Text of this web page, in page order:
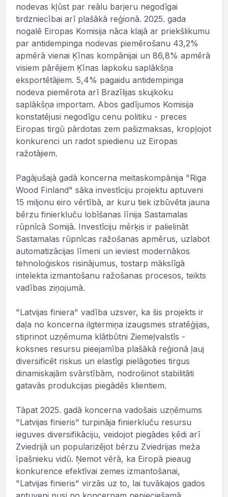
nodevas kļūst par reālu barjeru negodīgai
tirdzniecībai arī plašākā reģionā. 2025. gada
nogalē Eiropas Komisija nāca klajā ar priekšlikumu
par antidempinga nodevas piemērošanu 43,2%
apmērā vienai Ķīnas kompānijai un 86,8% apmērā
visiem pārējiem Ķīnas lapkoku saplākšņa
eksportētājiem. 5,4% pagaidu antidempinga
nodeva piemērota arī Brazīlijas skujkoku
saplākšņa importam. Abos gadījumos Komisija
konstatējusi negodīgu cenu politiku - preces
Eiropas tirgū pārdotas zem pašizmaksas, kropļojot
konkurenci un radot spiedienu uz Eiropas
ražotājiem.
Pagājušajā gadā koncerna meitaskompānija "Riga
Wood Finland" sāka investīciju projektu aptuveni
15 miljonu eiro vērtībā, ar kuru tiek izbūvēta jauna
bērzu finierkluču lobīšanas līnija Sastamalas
rūpnīcā Somijā. Investīciju mērķis ir palielināt
Sastamalas rūpnīcas ražošanas apmērus, uzlabot
automatizācijas līmeni un ieviest modernākos
tehnoloģiskos risinājumus, tostarp mākslīgā
intelekta izmantošanu ražošanas procesos, teikts
vadības ziņojumā.
"Latvijas finiera" vadība uzsver, ka šis projekts ir
daļa no koncerna ilgtermiņa izaugsmes stratēģijas,
stiprinot uzņēmuma klātbūtni Ziemeļvalstīs -
koksnes resursu pieejamība plašākā reģionā ļauj
diversificēt riskus un elastīgi pielāgoties tirgus
dinamiskajām svārstībām, nodrošinot stabilitāti
gatavās produkcijas piegādēs klientiem.
Tāpat 2025. gadā koncerna vadošais uzņēmums
"Latvijas finieris" turpināja finierkluču resursu
ieguves diversifikāciju, veidojot piegādes ķēdi arī
Zviedrijā un popularizējot bērzu Zviedrijas meža
īpašnieku vidū. Ņemot vērā, ka Eiropā pieaug
konkurence efektīvai zemes izmantošanai,
"Latvijas finieris" virzās uz to, lai tuvākajos gados